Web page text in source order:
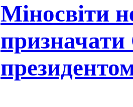
Міносвіти
призначати